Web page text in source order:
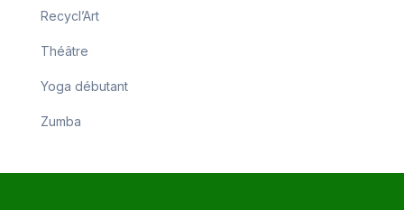
Recycl’Art
Théâtre
Yoga débutant
Zumba